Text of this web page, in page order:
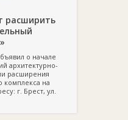
расширить
о начале
архитектурно-
расширения
комплекса на
г. Брест, ул.